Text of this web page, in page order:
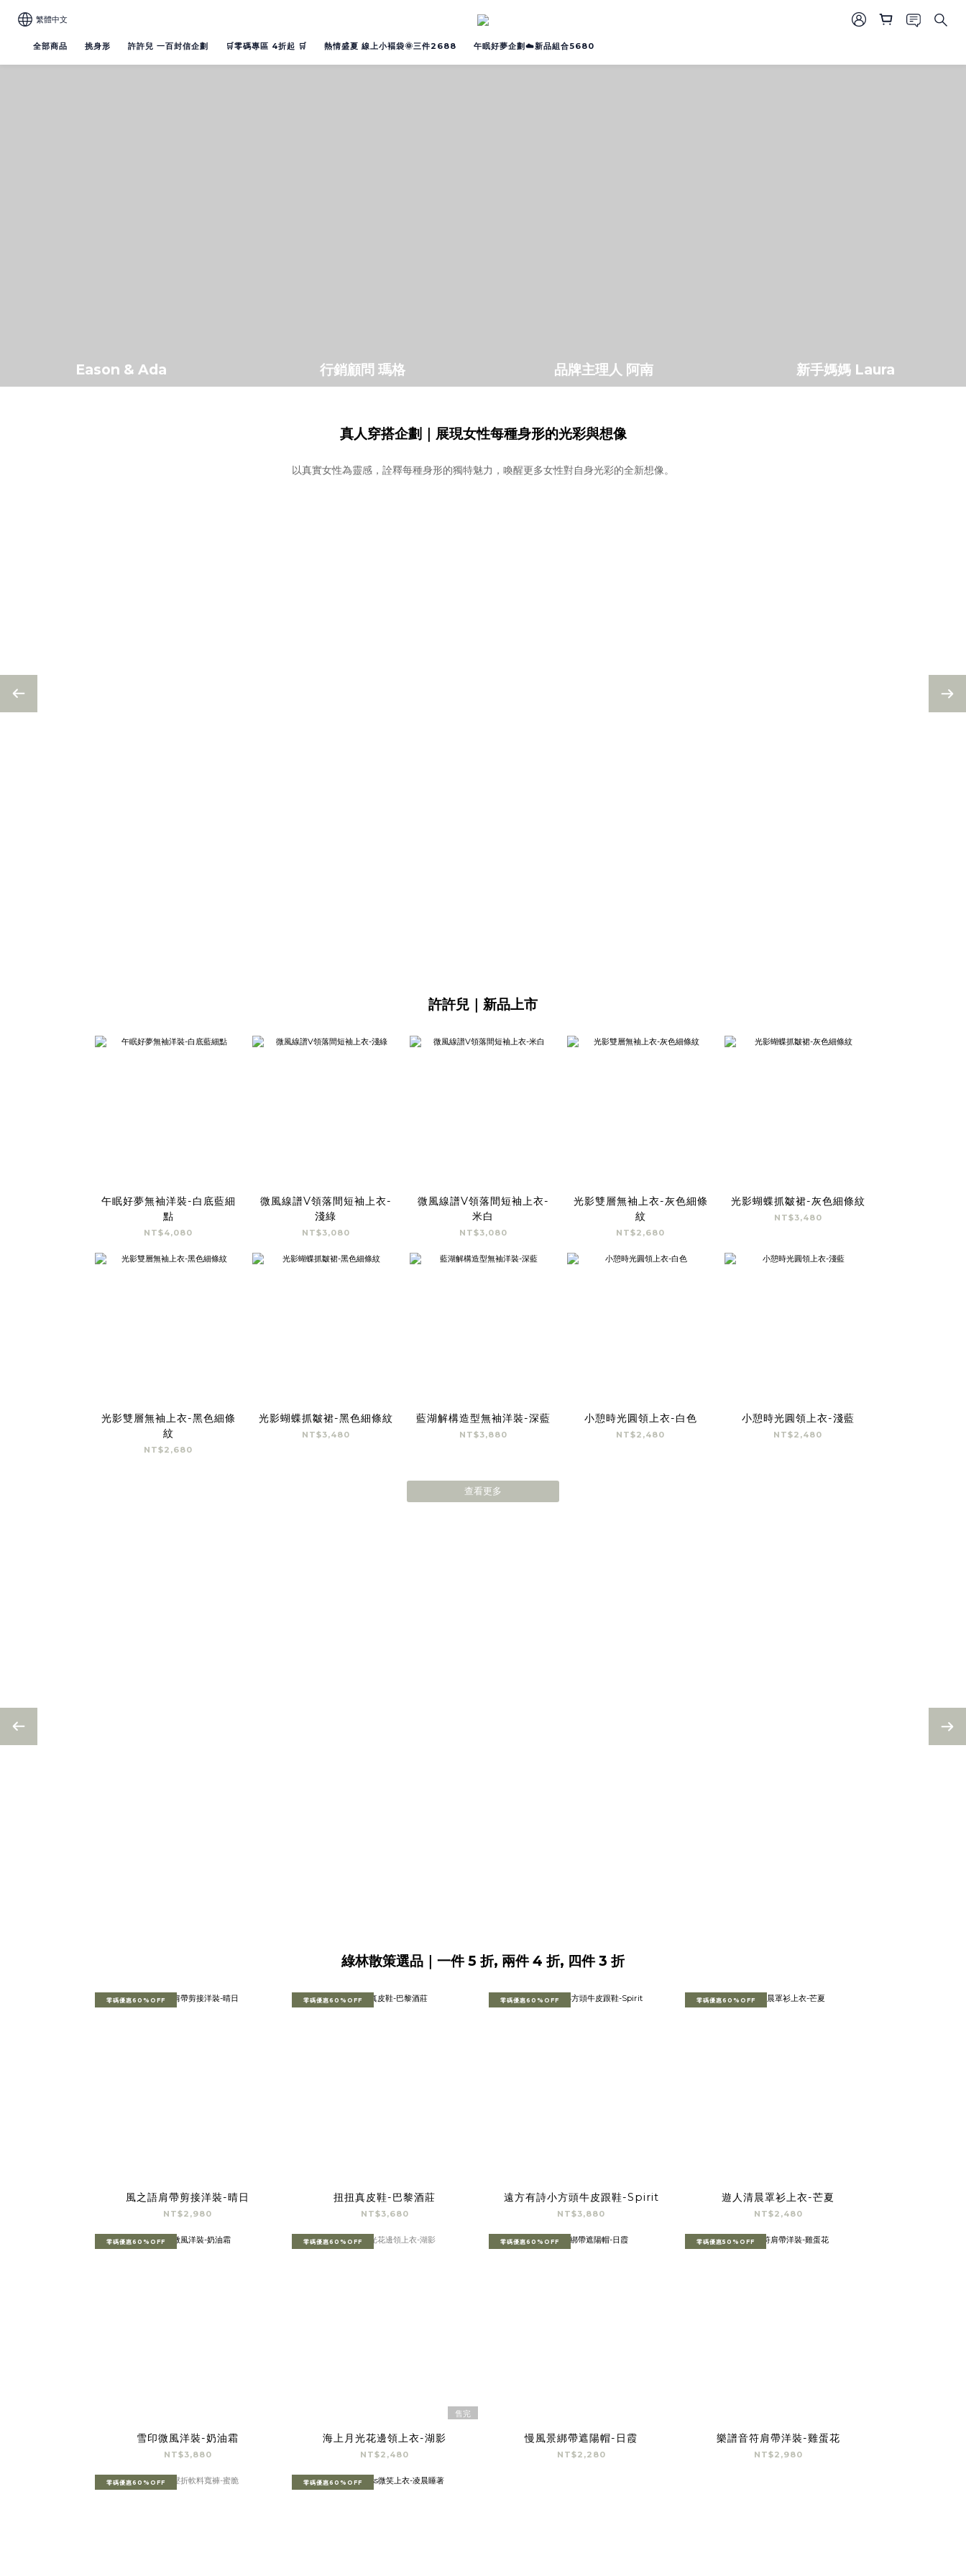
繁體中文
全部商品 挑身形 許許兒 一百封信企劃 🛒零碼專區 4折起 🛒 熱情盛夏 線上小褔袋🌞三件2688 午眠好夢企劃☁️新品組合5680
Eason & Ada 行銷顧問 瑪格 品牌主理人 阿南 新手媽媽 Laura
真人穿搭企劃｜展現女性每種身形的光彩與想像
以真實女性為靈感，詮釋每種身形的獨特魅力，喚醒更多女性對自身光彩的全新想像。
許許兒｜新品上市
午眠好夢無袖洋裝-白底藍細
點
NT$4,080
微風線譜V領落間短袖上衣-
淺綠
NT$3,080
微風線譜V領落間短袖上衣-
米白
NT$3,080
光影雙層無袖上衣-灰色細條
紋
NT$2,680
光影蝴蝶抓皺裙-灰色細條紋
NT$3,480
光影雙層無袖上衣-黑色細條
紋
NT$2,680
光影蝴蝶抓皺裙-黑色細條紋
NT$3,480
藍湖解構造型無袖洋裝-深藍
NT$3,880
小憩時光圓領上衣-白色
NT$2,480
小憩時光圓領上衣-淺藍
NT$2,480
查看更多
綠林散策選品｜一件 5 折, 兩件 4 折, 四件 3 折
零碼優惠60%OFF
風之語肩帶剪接洋裝-晴日
NT$2,980
零碼優惠60%OFF
扭扭真皮鞋-巴黎酒莊
NT$3,680
零碼優惠60%OFF
遠方有詩小方頭牛皮跟鞋-Spirit
NT$3,880
零碼優惠60%OFF
遊人清晨罩衫上衣-芒夏
NT$2,480
零碼優惠60%OFF
雪印微風洋裝-奶油霜
NT$3,880
零碼優惠60%OFF
售完
海上月光花邊領上衣-湖影
NT$2,480
零碼優惠60%OFF
慢風景綁帶遮陽帽-日霞
NT$2,280
零碼優惠50%OFF
樂譜音符肩帶洋裝-雞蛋花
NT$2,980
零碼優惠60%OFF 零碼優惠60%OFF